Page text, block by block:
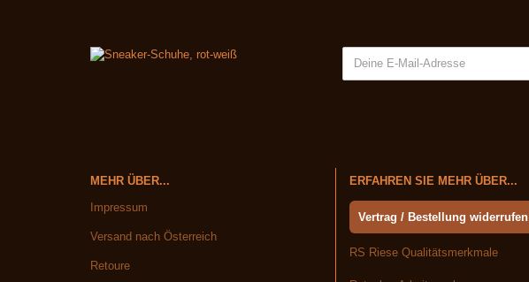
MEHR ÜBER...
Impressum
Versand nach Österreich
Retoure
ERFAHREN SIE MEHR ÜBER...
Vertrag / Bestellung widerrufen
RS Riese Qualitätsmerkmale